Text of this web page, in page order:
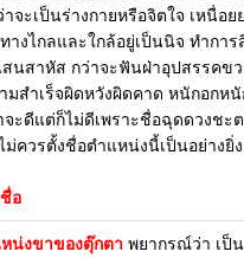
ะเป็นร่างกายหรือจิตใจ เหนื่อย
งไกลและใกล้อยู่เป็นนิจ ทำการ
นสาหัส กว่าจะฟันฝ่าอุปสรรคข
สำเร็จผิดหวังผิดคาด หนักอกห
ะดีแต่ก็ไม่ดีเพราะชื่อฉุดดวงชะ
ควรตั้งชื่อตำแหน่งนี้เป็นอย่างยิ่ง
อ
น่งขาของตุ๊กตา พยากรณ์ว่า เป็